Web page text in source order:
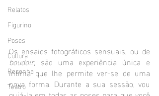
Relatos
Figurino
Poses
Cultura
Resenha
Teatro
boudoir, são uma experiência única e
íntima que lhe permite ver-se de uma
nova forma. Durante a sua sessão, vou